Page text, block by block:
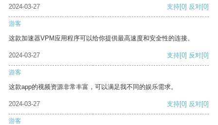
2024-03-27 支持[0] 反对[0]
游客
这款加速器VPM应用程序可以给你提供最高速度和安全性的连接。
2024-03-27 支持[0] 反对[0]
游客
这款app的视频资源非常丰富，可以满足我不同的娱乐需求。
2024-03-27 支持[0] 反对[0]
游客